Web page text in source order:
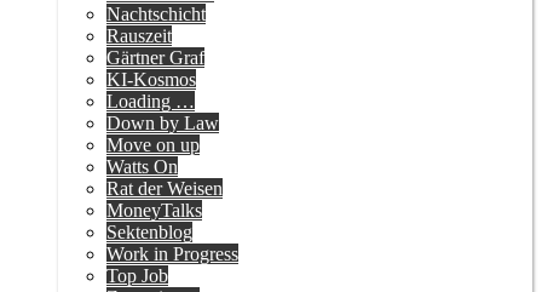
Nachtschicht
Rauszeit
Gärtner Graf
KI-Kosmos
Loading …
Down by Law
Move on up
Watts On
Rat der Weisen
MoneyTalks
Sektenblog
Work in Progress
Top Job